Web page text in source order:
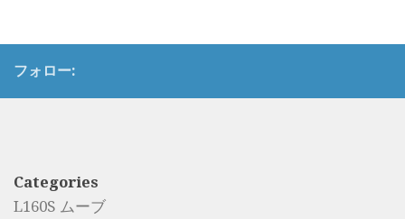
フォロー:
Categories
L160S ムーブ